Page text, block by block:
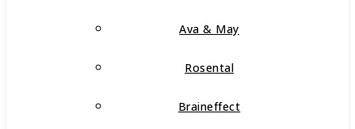
Ava & May
Rosental
Braineffect